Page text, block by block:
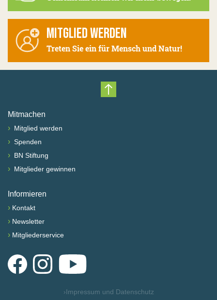
MITGLIED WERDEN
Treten Sie ein für Mensch und Natur!
Nach oben scrollen
Mitmachen
› Mitglied werden
› Spenden
› BN Stiftung
› Mitglieder gewinnen
Informieren
› Kontakt
› Newsletter
› Mitgliederservice
FacebookInstagramYouTube
›Impressum und Datenschutz